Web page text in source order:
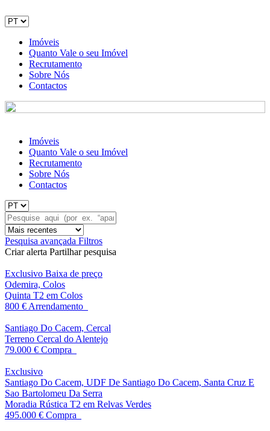
Imóveis
Quanto Vale o seu Imóvel
Recrutamento
Sobre Nós
Contactos
Imóveis
Quanto Vale o seu Imóvel
Recrutamento
Sobre Nós
Contactos
Pesquisa avançada Filtros
Criar alerta Partilhar pesquisa
Exclusivo Baixa de preço
Odemira, Colos
Quinta T2 em Colos
800 € Arrendamento
Santiago Do Cacem, Cercal
Terreno Cercal do Alentejo
79.000 € Compra
Exclusivo
Santiago Do Cacem, UDF De Santiago Do Cacem, Santa Cruz E
Sao Bartolomeu Da Serra
Moradia Rústica T2 em Relvas Verdes
495.000 € Compra